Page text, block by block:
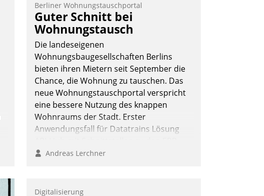
Berliner Wohnungstauschportal
Guter Schnitt bei
Wohnungstausch
Die landeseigenen
Wohnungsbaugesellschaften Berlins
bieten ihren Mietern seit September die
Chance, die Wohnung zu tauschen. Das
neue Wohnungstauschportal verspricht
eine bessere Nutzung des knappen
Wohnraums der Stadt. Erster
Anwendungsfall für Datatrains Lösung
Systemen der Unternehmen.
Andreas Lerchner
Digitalisierung